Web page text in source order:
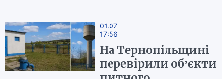
01.07
17:56
На Тернопільщині
перевірили об’єкти